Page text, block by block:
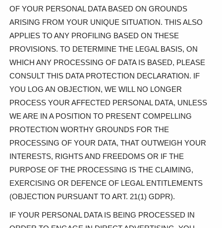
OF YOUR PERSONAL DATA BASED ON GROUNDS
ARISING FROM YOUR UNIQUE SITUATION. THIS ALSO
APPLIES TO ANY PROFILING BASED ON THESE
PROVISIONS. TO DETERMINE THE LEGAL BASIS, ON
WHICH ANY PROCESSING OF DATA IS BASED, PLEASE
CONSULT THIS DATA PROTECTION DECLARATION. IF
YOU LOG AN OBJECTION, WE WILL NO LONGER
PROCESS YOUR AFFECTED PERSONAL DATA, UNLESS
WE ARE IN A POSITION TO PRESENT COMPELLING
PROTECTION WORTHY GROUNDS FOR THE
PROCESSING OF YOUR DATA, THAT OUTWEIGH YOUR
INTERESTS, RIGHTS AND FREEDOMS OR IF THE
PURPOSE OF THE PROCESSING IS THE CLAIMING,
EXERCISING OR DEFENCE OF LEGAL ENTITLEMENTS
(OBJECTION PURSUANT TO ART. 21(1) GDPR).
IF YOUR PERSONAL DATA IS BEING PROCESSED IN